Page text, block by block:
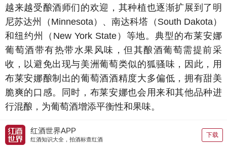
越来越受酿酒师们的欢迎，其种植也逐渐扩展到了明
尼苏达州（Minnesota）、南达科塔（South Dakota）
和纽约州（New York State）等地。典型的布莱安娜
葡萄酒带有热带水果风味，但其酿酒葡萄需提前采
收，以避免出现与美洲葡萄类似的狐骚味，因此，用
布莱安娜酿制出的葡萄酒酒精度大多偏低，拥有甜美
脆爽的口感。同时，布莱安娜也会用来和其他品种进
行混酿，为葡萄酒增添平衡性和果味。
红酒世界APP
红酒知识大全，拍酒标查红酒
下载